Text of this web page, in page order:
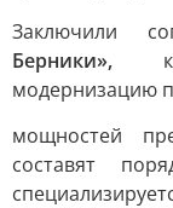
Заключили
Берники»,
модернизацию
мощностей
составят